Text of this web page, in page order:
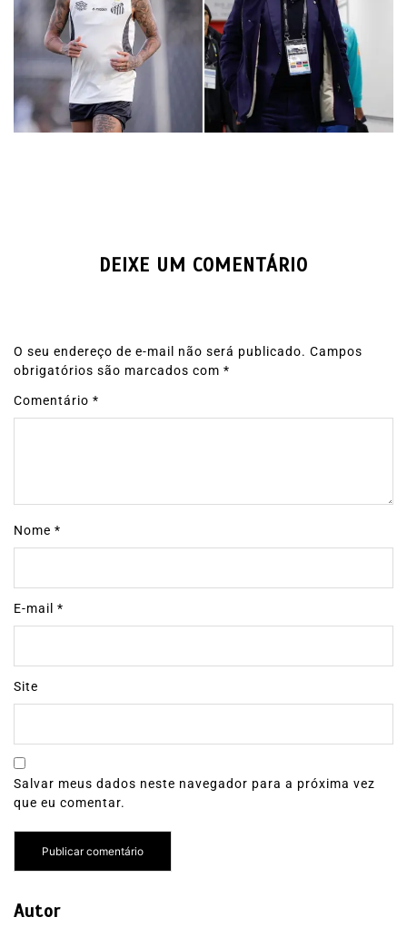
DEIXE UM COMENTÁRIO
O seu endereço de e-mail não será publicado. Campos
obrigatórios são marcados com *
Comentário *
Nome *
E-mail *
Site
Salvar meus dados neste navegador para a próxima vez
que eu comentar.
Autor